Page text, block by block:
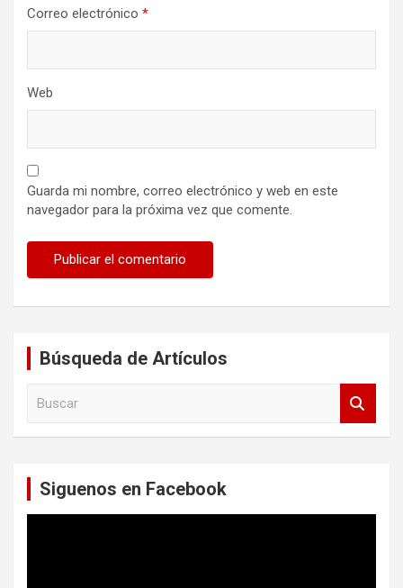
Correo electrónico *
Web
Guarda mi nombre, correo electrónico y web en este
navegador para la próxima vez que comente.
Búsqueda de Artículos
Siguenos en Facebook